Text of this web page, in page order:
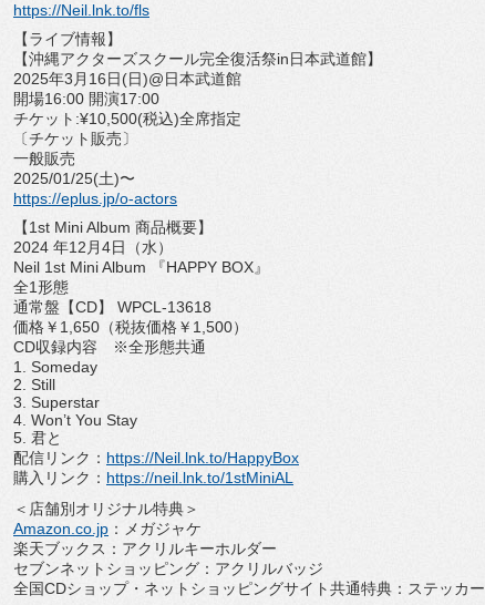
https://Neil.lnk.to/fls
【ライブ情報】
【沖縄アクターズスクール完全復活祭in日本武道館】
2025年3月16日(日)@日本武道館
開場16:00 開演17:00
チケット:¥10,500(税込)全席指定
〔チケット販売〕
一般販売
2025/01/25(土)〜
https://eplus.jp/o-actors
【1st Mini Album 商品概要】
2024 年12月4日（水）
Neil 1st Mini Album 『HAPPY BOX』
全1形態
通常盤【CD】 WPCL-13618
価格￥1,650（税抜価格￥1,500）
CD収録内容 ※全形態共通
1. Someday
2. Still
3. Superstar
4. Won’t You Stay
5. 君と
配信リンク： https://Neil.lnk.to/HappyBox
購入リンク： https://neil.lnk.to/1stMiniAL
＜店舗別オリジナル特典＞
Amazon.co.jp ：メガジャケ
楽天ブックス：アクリルキーホルダー
セブンネットショッピング：アクリルバッジ
全国CDショップ・ネットショッピングサイト共通特典： ステッカー